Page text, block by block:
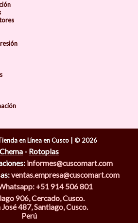
en Línea en Cusco | © 2026
Chema - Rotoplas
informes@cuscomart.com
ventas.empresa@cuscomart.com
+51 914 506 801
906, Cercado, Cusco.
José 487, Santiago, Cusco.
Perú